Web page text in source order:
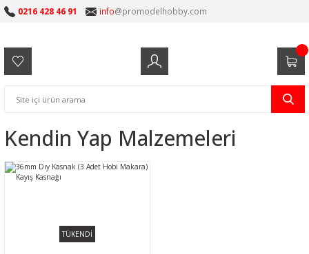
0216 428 46 91 info@promodelhobby.com
Kendin Yap Malzemeleri
TÜKENDİ